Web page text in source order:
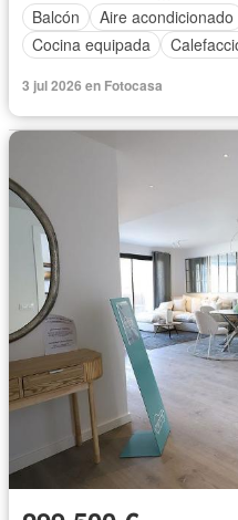
Balcón
Aire acondicionado
Cocina equipada
3 jul 2026 en Fotocasa